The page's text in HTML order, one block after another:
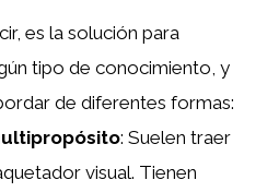
es la solución para
tipo de conocimiento, y
de diferentes formas:
: Suelen traer
visual. Tienen